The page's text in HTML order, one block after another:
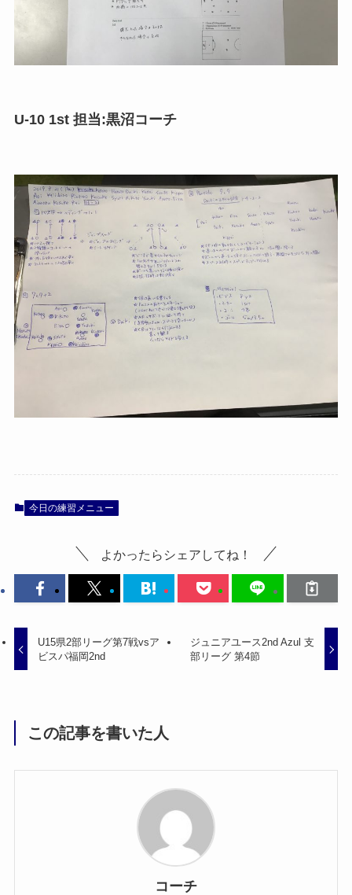
U-10 1st 担当:黒沼コーチ
今日の練習メニュー
よかったらシェアしてね！
U15県2部リーグ第7戦vsア
ビスパ福岡2nd
ジュニアユース2nd Azul 支
部リーグ 第4節
この記事を書いた人
コーチ